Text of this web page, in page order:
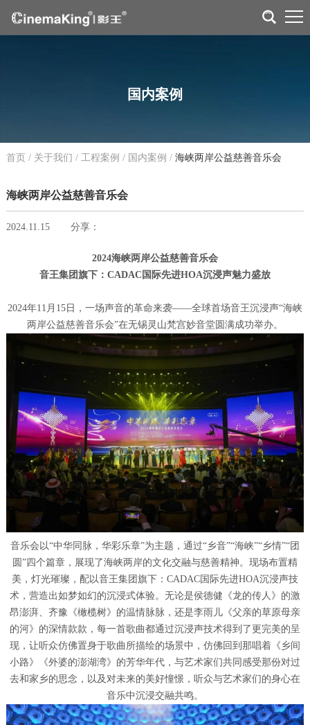
国内案例
首页 / 关于我们 / 工程案例 / 国内案例 / 海峡两岸公益慈善音乐会
海峡两岸公益慈善音乐会
2024.11.15 分享：
2024海峡两岸公益慈善音乐会
音王集团旗下：CADAC国际先进HOA沉浸声魅力盛放
2024年11月15日，一场声音的革命来袭——全球首场音王沉浸声“海峡
两岸公益慈善音乐会”在无锡灵山梵宫妙音堂圆满成功举办。
音乐会以“中华同脉，华彩乐章”为主题，通过“乡音”“海峡”“乡情”“团
圆”四个篇章，展现了海峡两岸的文化交融与慈善精神。现场布置精
美，灯光璀璨，配以音王集团旗下：CADAC国际先进HOA沉浸声技
术，营造出如梦如幻的沉浸式体验。无论是侯德健《龙的传人》的激
昂澎湃、齐豫《橄榄树》的温情脉脉，还是李雨儿《父亲的草原母亲
的河》的深情款款，每一首歌曲都通过沉浸声技术得到了更完美的呈
现，让听众仿佛置身于歌曲所描绘的场景中，仿佛回到那唱着《乡间
小路》《外婆的澎湖湾》的芳华年代，与艺术家们共同感受那份对过
去和家乡的思念，以及对未来的美好憧憬，听众与艺术家们的身心在
音乐中沉浸交融共鸣。